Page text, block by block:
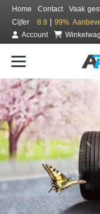
Home Contact
Vaak
Cijfer
8.9 | 99%
Account
Bestel
Gratis bezorgd of
Seizoen: